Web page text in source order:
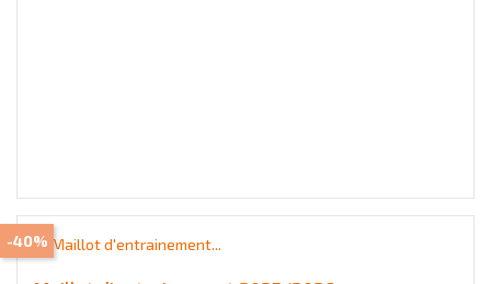
-40%